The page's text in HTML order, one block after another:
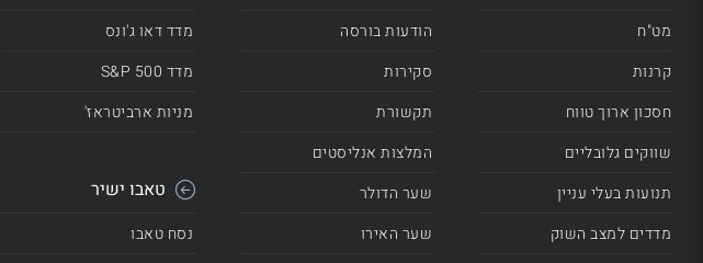
מט"ח
קרנות
חסכון ארוך טווח
שווקים גלובליים
תנועות בעלי עניין
מדדים למצב השוק
הודעות בורסה
סקירות
תקשורת
המלצות אנליסטים
שער הדולר
שער האירו
מדד דאו ג'ונס
מדד 500 S&P
מניות ארביטראז'
טאבו ישיר
נסח טאבו